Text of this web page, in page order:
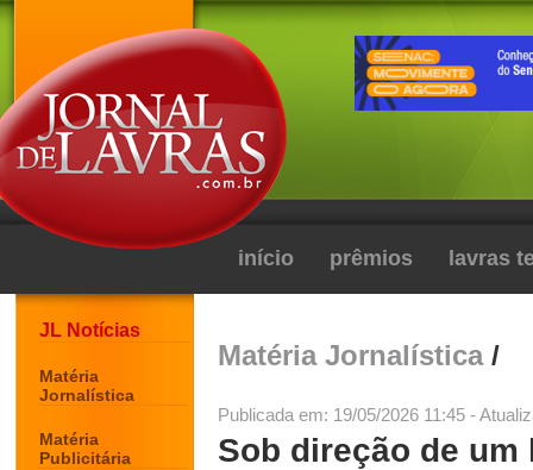
início prêmios lavras
JL Notícias
Matéria
Jornalística
Matéria
Publicitária
Matéria Jornalística/
Publicada em: 19/05/2026 11:45 -
Sob direção de